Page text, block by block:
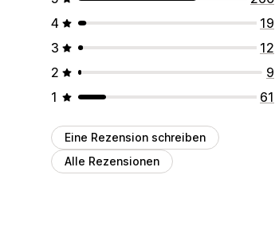
4
19
3
12
2
9
1
61
Eine Rezension schreiben
Alle Rezensionen